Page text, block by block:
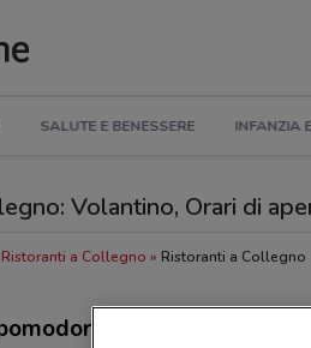
SALUTE E BENESSERE INFANZIA
Volantino, Orari di
a Collegno Ristoranti a Collegno